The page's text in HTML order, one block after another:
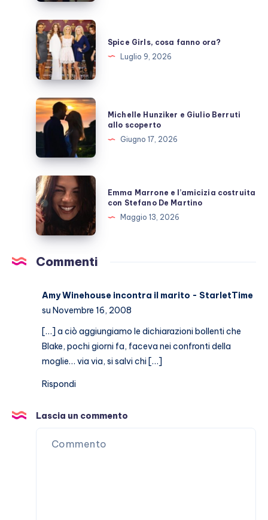
una
pausa,
fan
preoccupati
Spice
Girls,
cosa
fanno
ora?
Spice Girls, cosa fanno ora?
Luglio 9, 2026
Michelle
Hunziker
e
Berruti
allo
scoperto
Michelle Hunziker e Giulio Berruti
allo scoperto
Giugno 17, 2026
Emma
Marrone
e
l’amicizia
costruita
con
Martino
Emma Marrone e l’amicizia costruita
con Stefano De Martino
Maggio 13, 2026
Commenti
Amy Winehouse incontra il marito - StarletTime
su Novembre 16, 2008
[…] a ciò aggiungiamo le dichiarazioni bollenti che
Blake, pochi giorni fa, faceva nei confronti della
moglie… via via, si salvi chi […]
Rispondi
Lascia un commento